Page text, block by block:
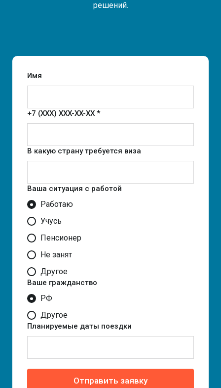
решений.
Имя
+7 (XXX) XXX-XX-XX *
В какую страну требуется виза
Ваша ситуация с работой
Работаю
Учусь
Пенсионер
Не занят
Другое
Ваше гражданство
РФ
Другое
Планируемые даты поездки
Отправить заявку